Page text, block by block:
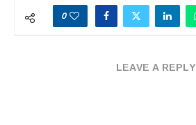
0
LEAVE A REPLY